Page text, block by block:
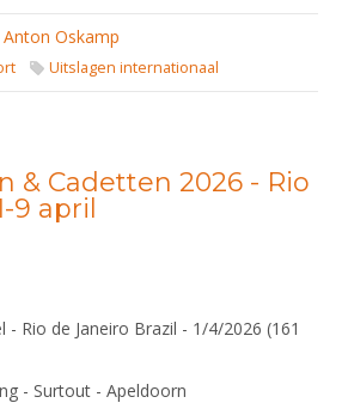
Anton Oskamp
Uitslagen internationaal
& Cadetten 2026 - Rio
9 april
- Rio de Janeiro Brazil - 1/4/2026 (161
- Surtout - Apeldoorn